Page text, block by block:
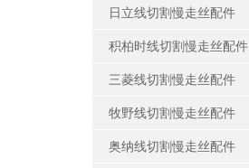
日立线切割慢走丝配件
积柏时线切割慢走丝配件
三菱线切割慢走丝配件
牧野线切割慢走丝配件
奥纳线切割慢走丝配件